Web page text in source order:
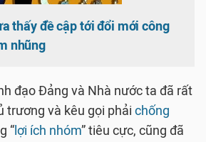
thấy đề cập tới đổi mới công
nhũng
đạo Đảng và Nhà nước ta đã rất
trương và kêu gọi phải chống
“lợi ích nhóm” tiêu cực, cũng đã